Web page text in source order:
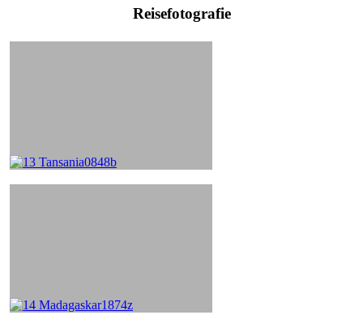
Reisefotografie